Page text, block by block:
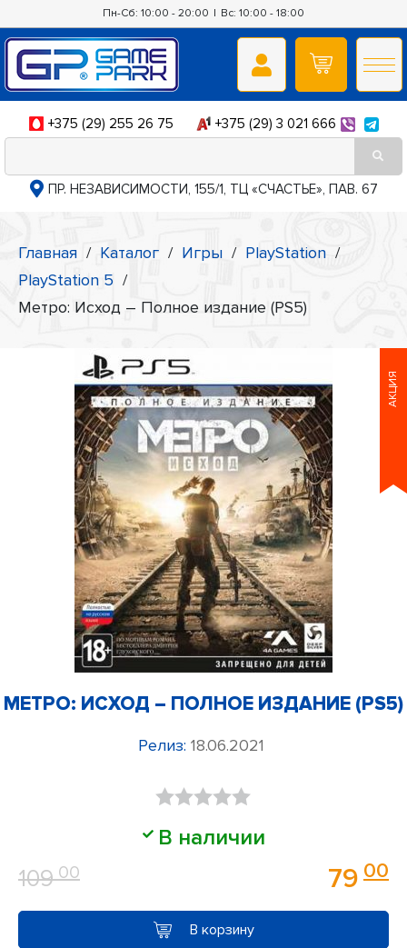
Пн-Сб: 10:00 - 20:00 | Вс: 10:00 - 18:00
+375 (29) 255 26 75 +375 (29) 3 021 666
ПР. НЕЗАВИСИМОСТИ, 155/1, ТЦ «СЧАСТЬЕ», ПАВ. 67
Главная / Каталог / Игры / PlayStation /
PlayStation 5 /
Метро: Исход – Полное издание (PS5)
АКЦИЯ
МЕТРО: ИСХОД – ПОЛНОЕ ИЗДАНИЕ (PS5)
Релиз: 18.06.2021
5
В наличии
109 00 79 00
В корзину